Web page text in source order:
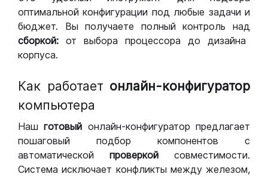
оптимальной конфигурации под любые задачи и
бюджет. Вы получаете полный контроль над
сборкой: от выбора процессора до дизайна
корпуса.
Как работает онлайн-конфигуратор
компьютера
Нашготовый онлайн-конфигуратор предлагает
пошаговый подбор компонентов с
автоматической проверкой совместимости.
Система исключает конфликты между железом,